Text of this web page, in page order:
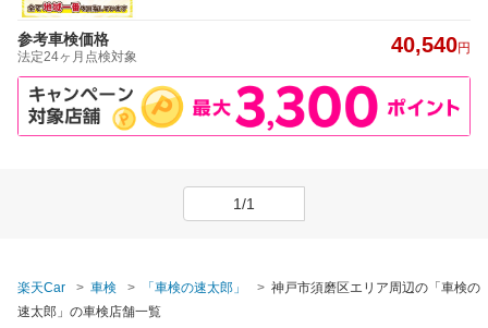
参考車検価格
法定24ヶ月点検対象 40,540円
1/1
楽天Car 車検 「車検の速太郎」
神戸市須磨区エリア周辺の「車検の
速太郎」の車検店舗一覧